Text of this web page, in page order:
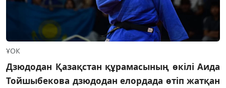
ҰОК
Дзюдодан Қазақстан құрамасының өкілі Аида
Тойшыбекова дзюдодан елордада өтіп жатқан